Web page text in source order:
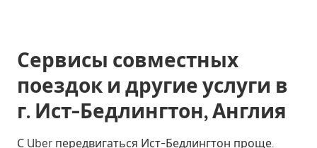
Сервисы совместных
поездок и другие услуги в
г. Ист-Бедлингтон, Англия
С Uber передвигаться Ист-Бедлингтон проще.